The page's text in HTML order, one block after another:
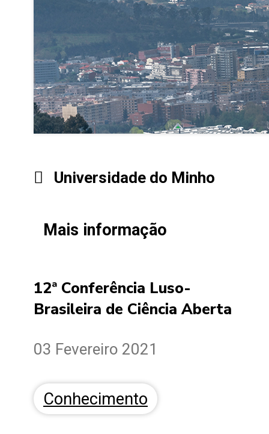
Universidade do Minho
Mais informação
12ª Conferência Luso-
Brasileira de Ciência Aberta
03 Fevereiro 2021
Conhecimento